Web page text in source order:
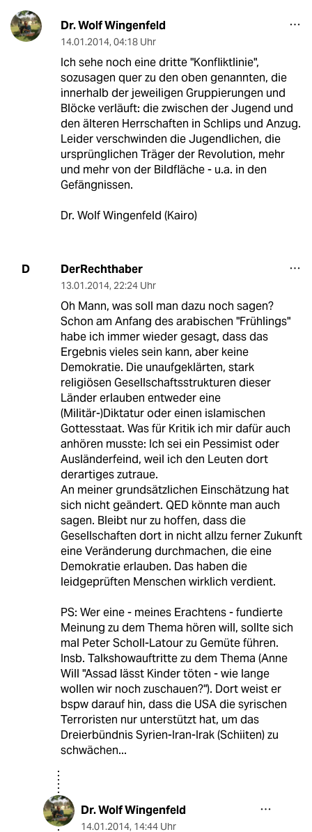
Dr. Wolf Wingenfeld
14.01.2014, 04:18 Uhr
Ich sehe noch eine dritte "Konfliktlinie",
sozusagen quer zu den oben genannten, die
innerhalb der jeweiligen Gruppierungen und
Blöcke verläuft: die zwischen der Jugend und
den älteren Herrschaften in Schlips und Anzug.
Leider verschwinden die Jugendlichen, die
ursprünglichen Träger der Revolution, mehr
und mehr von der Bildfläche - u.a. in den
Gefängnissen.
Dr. Wolf Wingenfeld (Kairo)
D DerRechthaber
13.01.2014, 22:24 Uhr
Oh Mann, was soll man dazu noch sagen?
Schon am Anfang des arabischen "Frühlings"
habe ich immer wieder gesagt, dass das
Ergebnis vieles sein kann, aber keine
Demokratie. Die unaufgeklärten, stark
religiösen Gesellschaftsstrukturen dieser
Länder erlauben entweder eine
(Militär-)Diktatur oder einen islamischen
Gottesstaat. Was für Kritik ich mir dafür auch
anhören musste: Ich sei ein Pessimist oder
Ausländerfeind, weil ich den Leuten dort
derartiges zutraue.
An meiner grundsätzlichen Einschätzung hat
sich nicht geändert. QED könnte man auch
sagen. Bleibt nur zu hoffen, dass die
Gesellschaften dort in nicht allzu ferner Zukunft
eine Veränderung durchmachen, die eine
Demokratie erlauben. Das haben die
leidgeprüften Menschen wirklich verdient.
PS: Wer eine - meines Erachtens - fundierte
Meinung zu dem Thema hören will, sollte sich
mal Peter Scholl-Latour zu Gemüte führen.
Insb. Talkshowauftritte zu dem Thema (Anne
Will "Assad lässt Kinder töten - wie lange
wollen wir noch zuschauen?"). Dort weist er
bspw darauf hin, dass die USA die syrischen
Terroristen nur unterstützt hat, um das
Dreierbündnis Syrien-Iran-Irak (Schiiten) zu
schwächen...
Dr. Wolf Wingenfeld
14.01.2014, 14:44 Uhr